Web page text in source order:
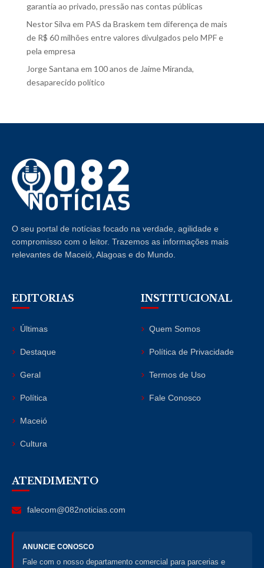
garantia ao privado, pressão nas contas públicas
Nestor Silva em PAS da Braskem tem diferença de mais
de R$ 60 milhões entre valores divulgados pelo MPF e
pela empresa
Jorge Santana em 100 anos de Jaime Miranda,
desaparecido político
O seu portal de notícias focado na verdade, agilidade e
compromisso com o leitor. Trazemos as informações mais
relevantes de Maceió, Alagoas e do Mundo.
EDITORIAS
Últimas
Destaque
Geral
Política
Maceió
Cultura
INSTITUCIONAL
Quem Somos
Política de Privacidade
Termos de Uso
Fale Conosco
ATENDIMENTO
falecom@082noticias.com
ANUNCIE CONOSCO
Fale com o nosso departamento comercial para parcerias e